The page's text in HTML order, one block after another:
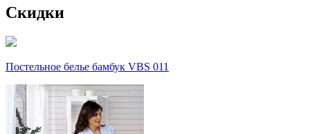
Скидки
Постельное белье бамбук VBS 011